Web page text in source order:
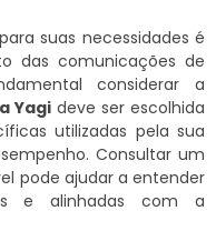
suas necessidades é
das comunicações de
considerar a
Yagideve ser escolhida
utilizadas pela sua
Consultar um
pode ajudar a entender
e alinhadas com a